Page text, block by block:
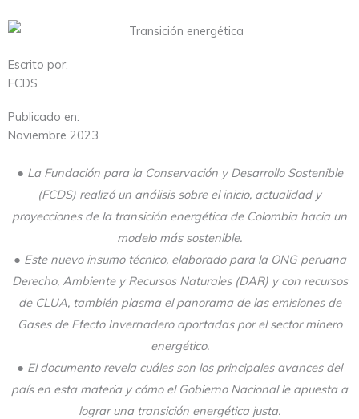
Escrito por:
FCDS
Publicado en:
Noviembre 2023
● La Fundación para la Conservación y Desarrollo Sostenible
(FCDS) realizó un análisis sobre el inicio, actualidad y
proyecciones de la transición energética de Colombia hacia un
modelo más sostenible.
● Este nuevo insumo técnico, elaborado para la ONG peruana
Derecho, Ambiente y Recursos Naturales (DAR) y con recursos
de CLUA, también plasma el panorama de las emisiones de
Gases de Efecto Invernadero aportadas por el sector minero
energético.
● El documento revela cuáles son los principales avances del
país en esta materia y cómo el Gobierno Nacional le apuesta a
lograr una transición energética justa.